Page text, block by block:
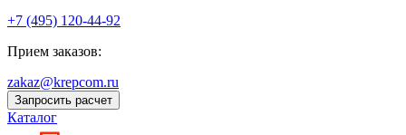
+7 (495) 120-44-92
Прием заказов:
zakaz@krepcom.ru
Запросить расчет
Каталог